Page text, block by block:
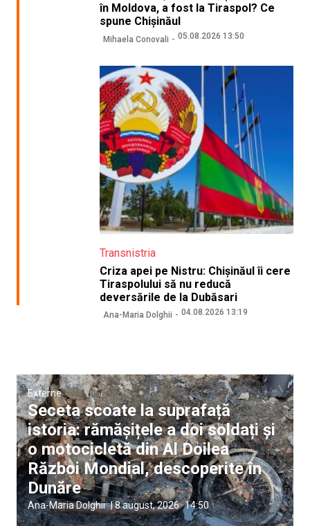
în Moldova, a fost la Tiraspol? Ce
spune Chișinăul
Mihaela Conovali 05.08.2026 13:50
Transnistria
Criza apei pe Nistru: Chișinăul îi cere
Tiraspolului să nu reducă
deversările de la Dubăsari
Ana-Maria Dolghii 04.08.2026 13:19
Externe
Seceta scoate la suprafață
istoria: rămășițele a doi soldați și
o motocicletă din Al Doilea
Război Mondial, descoperite în
Dunăre
Ana-Maria Dolghii |8 august, 2026 14:50